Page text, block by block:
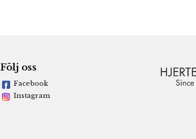
Följ oss
Facebook
Instagram